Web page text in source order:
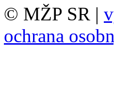
© MŽP SR |
ochrana